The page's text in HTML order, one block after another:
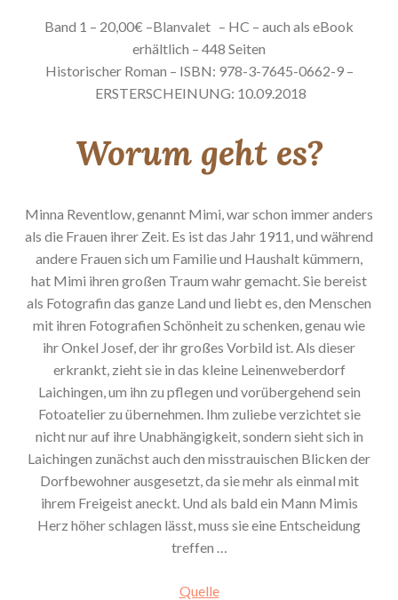
Band 1 – 20,00€ –Blanvalet – HC – auch als eBook
erhältlich – 448 Seiten
Historischer Roman – ISBN: 978-3-7645-0662-9 –
ERSTERSCHEINUNG: 10.09.2018
Worum geht es?
Minna Reventlow, genannt Mimi, war schon immer anders
als die Frauen ihrer Zeit. Es ist das Jahr 1911, und während
andere Frauen sich um Familie und Haushalt kümmern,
hat Mimi ihren großen Traum wahr gemacht. Sie bereist
als Fotografin das ganze Land und liebt es, den Menschen
mit ihren Fotografien Schönheit zu schenken, genau wie
ihr Onkel Josef, der ihr großes Vorbild ist. Als dieser
erkrankt, zieht sie in das kleine Leinenweberdorf
Laichingen, um ihn zu pflegen und vorübergehend sein
Fotoatelier zu übernehmen. Ihm zuliebe verzichtet sie
nicht nur auf ihre Unabhängigkeit, sondern sieht sich in
Laichingen zunächst auch den misstrauischen Blicken der
Dorfbewohner ausgesetzt, da sie mehr als einmal mit
ihrem Freigeist aneckt. Und als bald ein Mann Mimis
Herz höher schlagen lässt, muss sie eine Entscheidung
treffen …
Quelle